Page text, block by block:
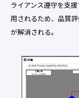
ライアンス遵守を支
用されるため、品質
が解消される。